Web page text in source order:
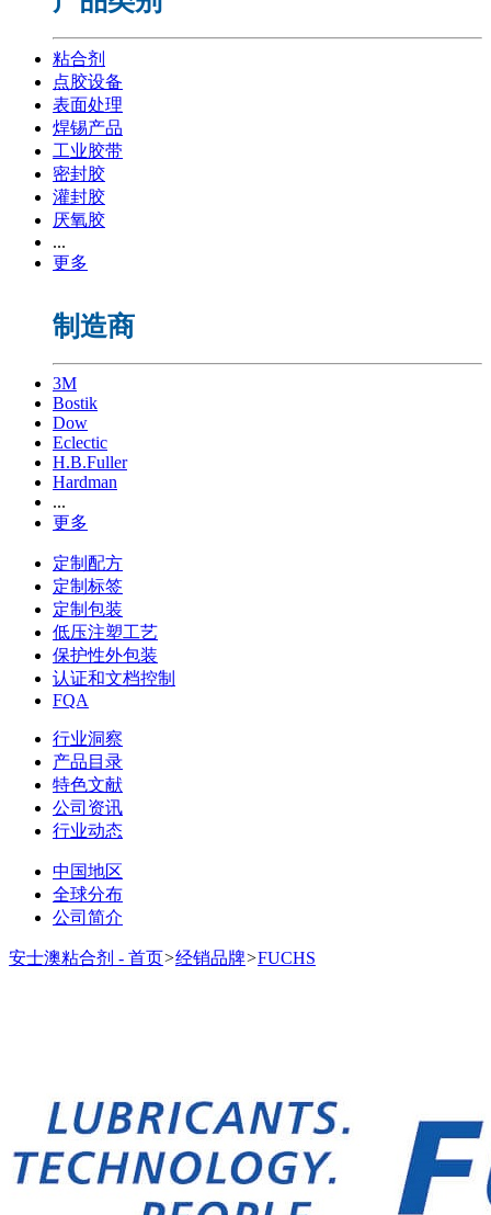
粘合剂
点胶设备
表面处理
焊锡产品
工业胶带
密封胶
灌封胶
厌氧胶
...
更多
制造商
3M
Bostik
Dow
Eclectic
H.B.Fuller
Hardman
...
更多
定制配方
定制标签
定制包装
低压注塑工艺
保护性外包装
认证和文档控制
FQA
行业洞察
产品目录
特色文献
公司资讯
行业动态
中国地区
全球分布
公司简介
安士澳粘合剂 - 首页>经销品牌>FUCHS